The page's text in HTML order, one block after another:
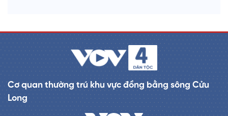
Cơ quan thường trú khu vực đồng bằng sông Cửu
Long